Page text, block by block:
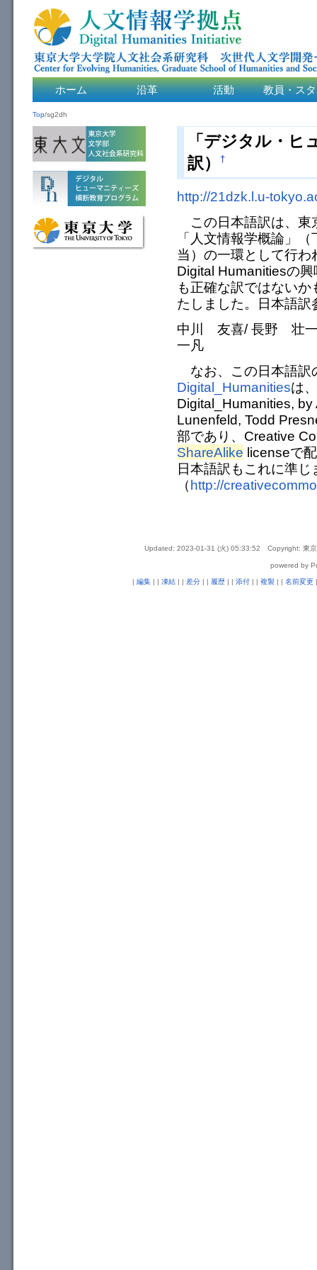
ホーム 沿革 活動 教員・ス
Top/sg2dh
「デジタル・ヒ
訳）
†
http://21dzk.l.u-
この日本語訳は、東
「人文情報学概論」
当）の一環として行
Digital Humanitiesの
も正確な訳ではない
たしました。日本語
中川 友喜/ 長野 壮
一凡
なお、この日本語訳
Digital_Humanitiesは
Digital_Humanities,
Lunenfeld, Todd
部であり、Creative
ShareAlike licenseで
日本語訳もこれに準じ
（http://
Updated: 2023-01-31 (火) 05:33:52 Copyright: 東
powered by
| 編集| | 凍結| | 差分| | 履歴| | 添付| | 複製| | 名前変更